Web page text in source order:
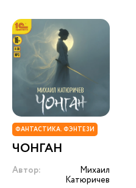
ФАНТАСТИКА. ФЭНТЕЗИ
ЧОНГАН
Автор:
Михаил
Катюричев